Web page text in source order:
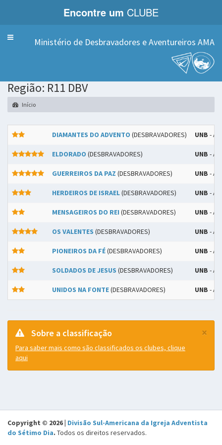
Encontre um CLUBE
Menu Ministério de Desbravadores e Aventureiros AMA
Região: R11 DBV
Início
DIAMANTES DO ADVENTO (DESBRAVADORES) UNB -
ELDORADO (DESBRAVADORES) UNB -
GUERREIROS DA PAZ (DESBRAVADORES) UNB -
HERDEIROS DE ISRAEL(DESBRAVADORES) UNB -
MENSAGEIROS DO REI (DESBRAVADORES) UNB -
OS VALENTES (DESBRAVADORES) UNB -
PIONEIROS DA FÉ(DESBRAVADORES) UNB -
SOLDADOS DE JESUS (DESBRAVADORES) UNB -
UNIDOS NA FONTE(DESBRAVADORES) UNB -
×
Sobre a classificação
Para saber mais como são classificados os clubes, clique
aqui
Copyright © 2026 | Divisão Sul-Americana da Igreja Adventista
do Sétimo Dia. Todos os direitos reservados.